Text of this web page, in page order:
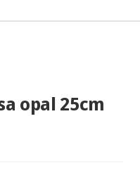
opal 25cm